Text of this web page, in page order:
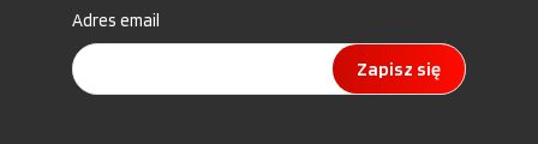
Adres email
Zapisz się